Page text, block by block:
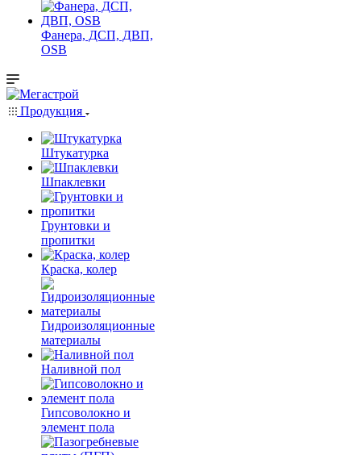
Фанера, ДСП, ДВП,
OSB
Продукция
Штукатурка
Шпаклевки
Грунтовки и
пропитки
Краска, колер
Гидроизоляционные
материалы
Наливной пол
Гипсоволокно и
элемент пола